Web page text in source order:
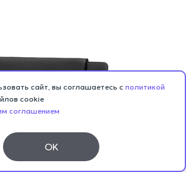
сайт, вы соглашаетесь с политикой
cookie
соглашением
OK